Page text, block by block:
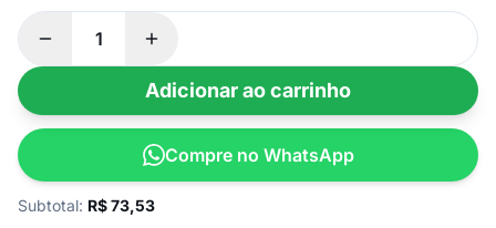
Adicionar ao carrinho
Compre no WhatsApp
Subtotal: R$73,53